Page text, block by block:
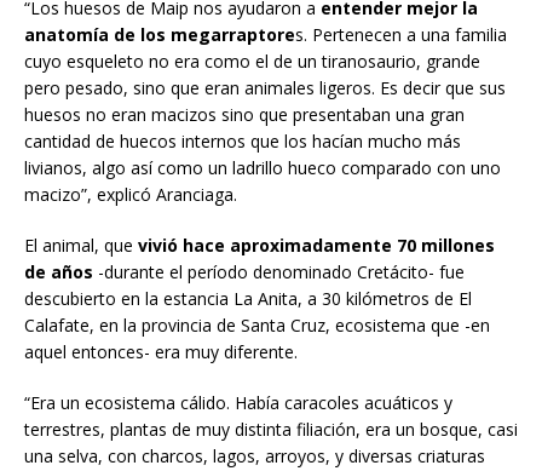
“Los huesos de Maip nos ayudaron a entender mejor la
anatomía de los megarraptores. Pertenecen a una familia
cuyo esqueleto no era como el de un tiranosaurio, grande
pero pesado, sino que eran animales ligeros. Es decir que sus
huesos no eran macizos sino que presentaban una gran
cantidad de huecos internos que los hacían mucho más
livianos, algo así como un ladrillo hueco comparado con uno
macizo”, explicó Aranciaga.
El animal, que vivió hace aproximadamente 70 millones
de años -durante el período denominado Cretácito- fue
descubierto en la estancia La Anita, a 30 kilómetros de El
Calafate, en la provincia de Santa Cruz, ecosistema que -en
aquel entonces- era muy diferente.
“Era un ecosistema cálido. Había caracoles acuáticos y
terrestres, plantas de muy distinta filiación, era un bosque, casi
una selva, con charcos, lagos, arroyos, y diversas criaturas